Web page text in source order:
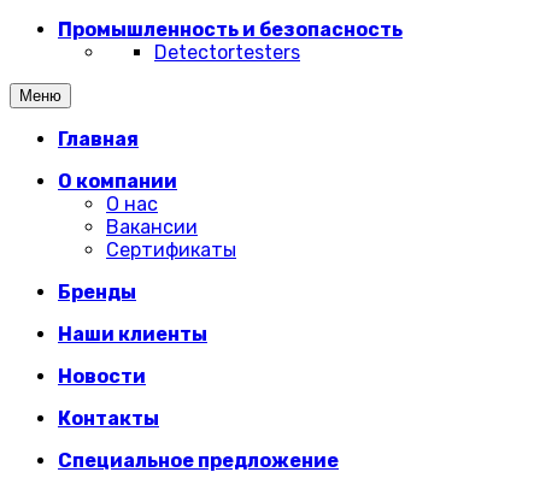
Промышленность и безопасность
Detectortesters
Меню
Главная
О компании
О нас
Вакансии
Сертификаты
Бренды
Наши клиенты
Новости
Контакты
Специальное предложение